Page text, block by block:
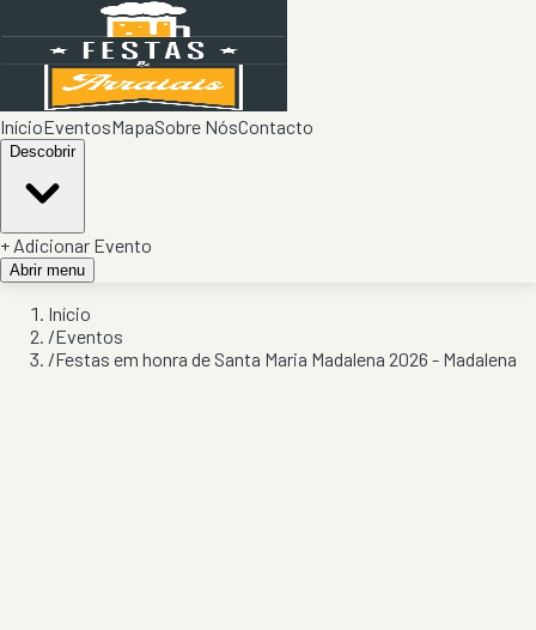
InícioEventosMapaSobre NósContacto
Descobrir
+ Adicionar Evento
Abrir menu
Início
/Eventos
/Festas em honra de Santa Maria Madalena 2026 - Madalena